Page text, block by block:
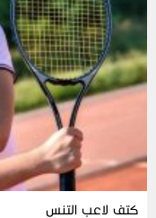
كتف لاعب التنس